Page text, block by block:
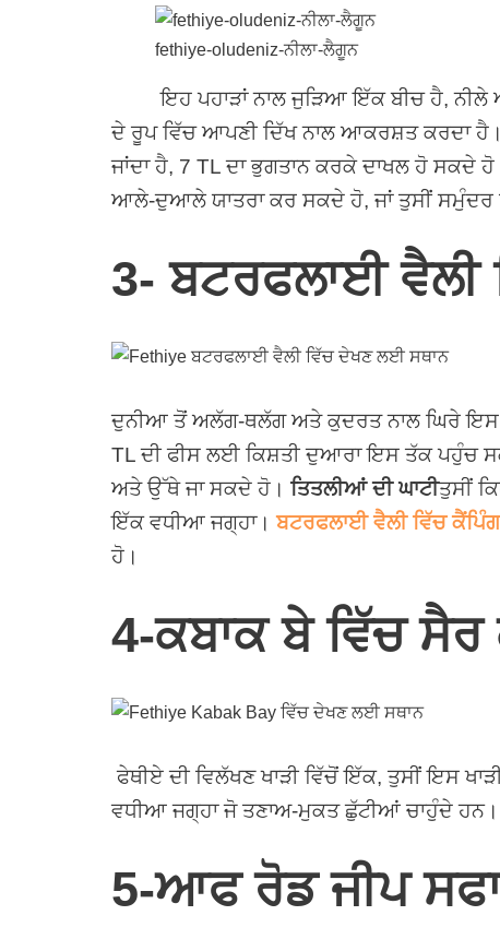
fethiye-oludeniz-ਨੀਲਾ-ਲੈਗੂਨ
ਇਹ ਪਹਾੜਾਂ ਨਾਲ ਜੁੜਿਆ ਇੱਕ ਬੀਚ ਹੈ, ਨੀਲੇ
ਦੇ ਰੂਪ ਵਿੱਚ ਆਪਣੀ ਦਿੱਖ ਨਾਲ ਆਕਰਸ਼ਤ ਕਰਦਾ
ਜਾਂਦਾ ਹੈ, 7 TL ਦਾ ਭੁਗਤਾਨ ਕਰਕੇ ਦਾਖਲ ਹੋ
ਆਲੇ-ਦੁਆਲੇ ਯਾਤਰਾ ਕਰ ਸਕਦੇ ਹੋ, ਜਾਂ ਤੁਸੀਂ ਸਮੁੰਦਰ
3- ਬਟਰਫਲਾਈ ਵੈਲੀ
ਦੁਨੀਆ ਤੋਂ ਅਲੱਗ-ਥਲੱਗ ਅਤੇ ਕੁਦਰਤ ਨਾਲ ਘਿਰੇ ਇਸ
TL ਦੀ ਫੀਸ ਲਈ ਕਿਸ਼ਤੀ ਦੁਆਰਾ ਇਸ ਤੱਕ ਪਹੁੰਚ
ਅਤੇ ਉੱਥੇ ਜਾ ਸਕਦੇ ਹੋ। ਤਿਤਲੀਆਂ ਦੀ ਘਾਟੀਤੁਸੀਂ
ਇੱਕ ਵਧੀਆ ਜਗ੍ਹਾ। ਬਟਰਫਲਾਈ ਵੈਲੀ ਵਿੱਚ ਕੈਂਪਿੰਗ
ਹੋ।
4-ਕਬਾਕ ਬੇ ਵਿੱਚ ਸੈਰ
ਫੇਥੀਏ ਦੀ ਵਿਲੱਖਣ ਖਾੜੀ ਵਿੱਚੋਂ ਇੱਕ, ਤੁਸੀਂ ਇਸ
ਵਧੀਆ ਜਗ੍ਹਾ ਜੋ ਤਣਾਅ-ਮੁਕਤ ਛੁੱਟੀਆਂ ਚਾਹੁੰਦੇ ਹਨ।
5-ਆਫ ਰੋਡ ਜੀਪ